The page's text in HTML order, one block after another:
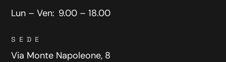
Lun – Ven: 9.00 – 18.00
SEDE
Via Monte Napoleone, 8